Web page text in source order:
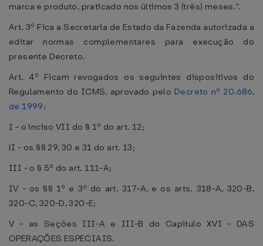
marca e produto, praticado nos últimos 3 (três) meses.".
Art. 3º Fica a Secretaria de Estado da Fazenda autorizada a
editar normas complementares para execução do
presente Decreto.
Art. 4º Ficam revogados os seguintes dispositivos do
Regulamento do ICMS, aprovado pelo Decreto nº 20.686,
de 1999:
I - o inciso VII do § 1º do art. 12;
lI - os §§ 29, 30 e 31 do art. 13;
III - o § 5º do art. 111-A;
IV - os §§ 1º e 3º do art. 317-A, e os arts. 318-A, 320-B,
320-C, 320-D, 320-E;
V - as Seções III-A e III-B do Capítulo XVI - DAS
OPERAÇÕES ESPECIAIS.